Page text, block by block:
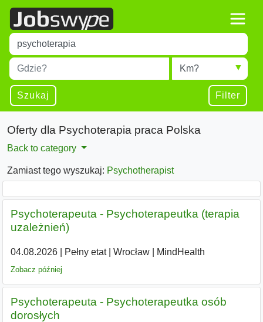
Title
Type 1 or more characters for results.
Miejscowość
Type 1 or more characters for results.
Radius
Szukaj Filter
Oferty dla Psychoterapia praca Polska
Back to category
Zamiast tego wyszukaj: Psychotherapist
Psychoterapeuta - Psychoterapeutka (terapia
uzależnień)
04.08.2026| Pełny etat| Wrocław| MindHealth
Zobacz później
Psychoterapeuta - Psychoterapeutka osób
dorosłych